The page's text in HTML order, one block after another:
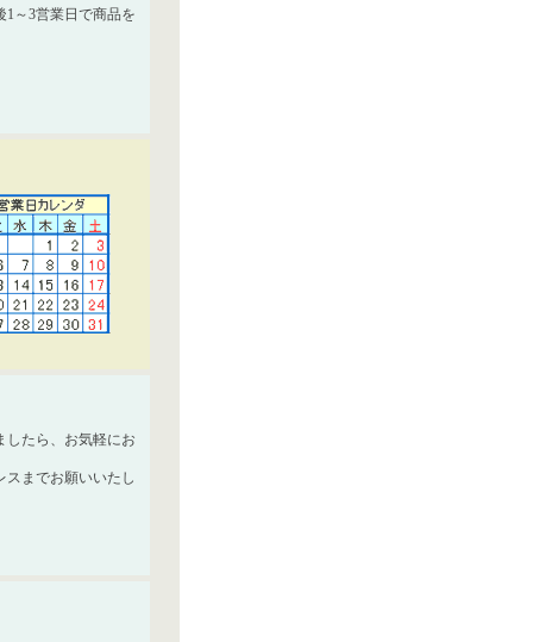
～3営業日で商品を
したら、お気軽にお
スまでお願いいたし